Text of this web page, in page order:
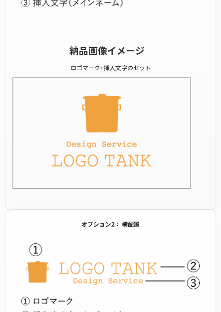
納品画像イメージ
ロゴマーク+挿入文字のセット
オプション2： 横配置